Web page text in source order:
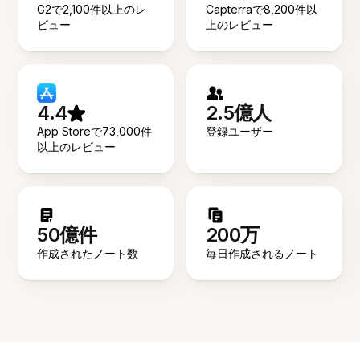
G2で2,100件以上のレ
ビュー
Capterraで8,200件以
上のレビュー
4.4
App Storeで73,000件
以上のレビュー
2.5億人
登録ユーザー
50億件
作成されたノート数
200万
毎日作成されるノート